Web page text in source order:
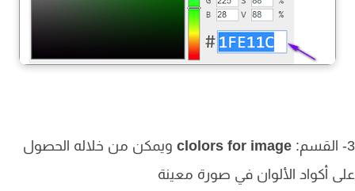
clolors for imageويمكن من خلاله الحصول
أكواد الألوان في صورة معينة